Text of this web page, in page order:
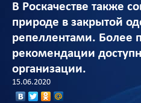
В Роскачестве также
природе в закрытой
репеллентами. Более
рекомендации
организации.
15.06.2020